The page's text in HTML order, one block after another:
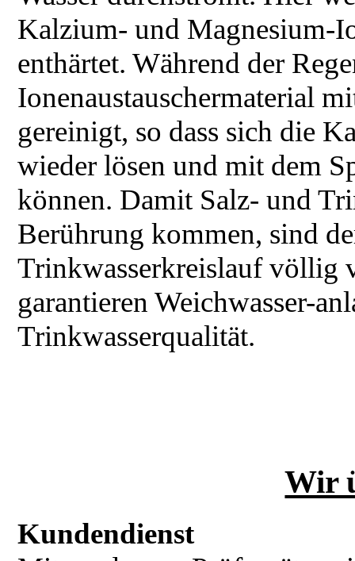
Kalzium- und Magnesium-
enthärtet. Während der
Ionenaustauschermaterial
gereinigt, so dass sich die
wieder lösen und mit dem
können. Damit Salz- und
Berührung kommen, sind
Trinkwasserkreislauf völlig
garantieren Weichwasser-
Trinkwasserqualität.
Wir
Kundendienst